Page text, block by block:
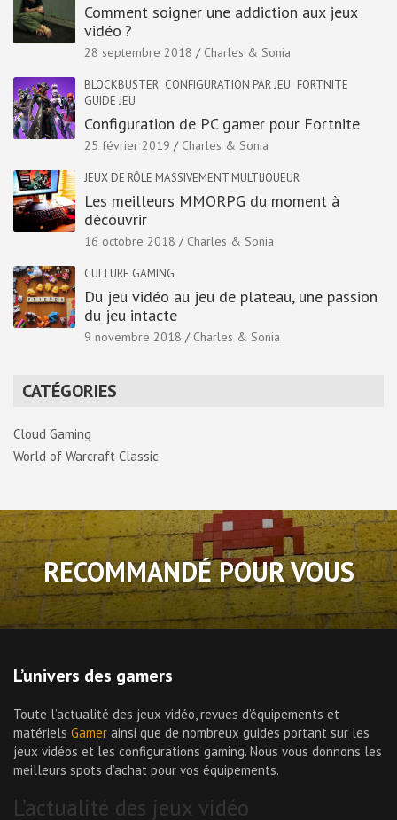
Comment soigner une addiction aux jeux
vidéo ?
28 septembre 2018 Charles & Sonia
BLOCKBUSTER CONFIGURATION PAR JEU FORTNITE
GUIDE JEU
Configuration de PC gamer pour Fortnite
25 février 2019 Charles & Sonia
JEUX DE RÔLE MASSIVEMENT MULTIJOUEUR
Les meilleurs MMORPG du moment à
découvrir
16 octobre 2018 Charles & Sonia
CULTURE GAMING
Du jeu vidéo au jeu de plateau, une passion
du jeu intacte
9 novembre 2018 Charles & Sonia
CATÉGORIES
Cloud Gaming
World of Warcraft Classic
RECOMMANDÉ POUR VOUS
L’univers des gamers
Toute l’actualité des jeux vidéo, revues d’équipements et
matériels Gamer ainsi que de nombreux guides portant sur les
jeux vidéos et les configurations gaming. Nous vous donnons les
meilleurs spots d’achat pour vos équipements.
L’actualité des jeux vidéo